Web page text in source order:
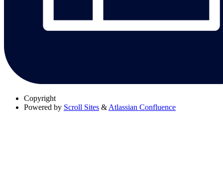
Copyright
Powered by Scroll Sites & Atlassian Confluence